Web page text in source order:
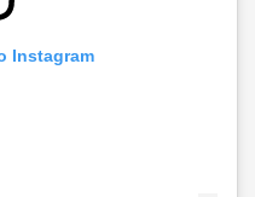
Instagram